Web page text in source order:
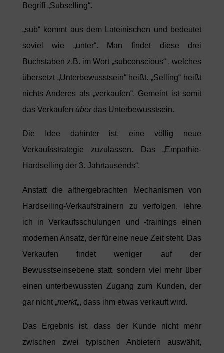
Begriff „Subselling“.
„sub“ kommt aus dem Lateinischen und bedeutet
soviel wie „unter“. Man findet diese drei
Buchstaben z.B. im Wort „subconscious“ , welches
übersetzt „Unterbewusstsein“ heißt. „Selling“ heißt
nichts Anderes als „verkaufen“. Gemeint ist somit
das Verkaufen überdas Unterbewusstsein.
Die Idee dahinter ist, eine völlig neue
Verkaufsstrategie zuzulassen. Das „Empathie-
Hardselling der 3. Jahrtausends“.
Anstatt die althergebrachten Mechanismen von
Hardselling-Verkaufstrainern zu verfolgen, lehre
ich in Verkaufsschulungen und -trainings einen
modernen Ansatz, der für eine neue Zeit steht. Das
Verkaufen findet weniger auf der
Bewusstseinsebene statt, sondern viel mehr über
einen unterbewussten Zugang zum Kunden, der
gar nicht „merkt„, dass ihm etwas verkauft wird.
Das Ergebnis ist, dass der Kunde nicht mehr
zwischen zwei typischen Anbietern auswählt,